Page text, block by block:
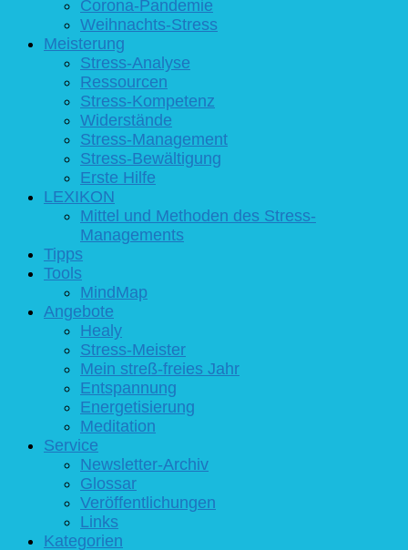
Corona-Pandemie
Weihnachts-Stress
Meisterung
Stress-Analyse
Ressourcen
Stress-Kompetenz
Widerstände
Stress-Management
Stress-Bewältigung
Erste Hilfe
LEXIKON
Mittel und Methoden des Stress-
Managements
Tipps
Tools
MindMap
Angebote
Healy
Stress-Meister
Mein streß-freies Jahr
Entspannung
Energetisierung
Meditation
Service
Newsletter-Archiv
Glossar
Veröffentlichungen
Links
Kategorien